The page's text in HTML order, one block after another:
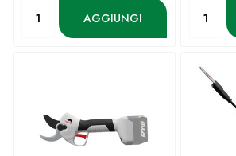
AGGIUNGI